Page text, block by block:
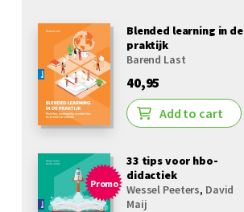
Blended learning in de
praktijk
Barend Last
40,95
Add to cart
Promo
33 tips voor hbo-
didactiek
Wessel Peeters, David
Maij